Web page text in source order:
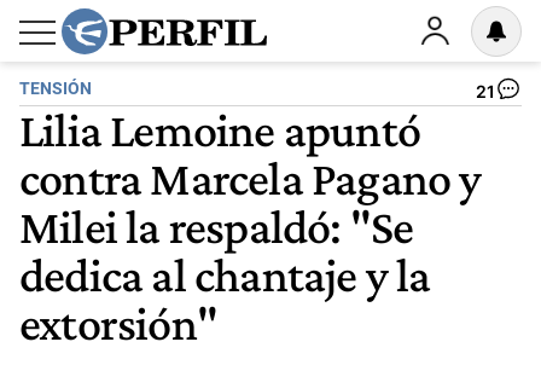
TENSIÓN 21
Lilia Lemoine apuntó
contra Marcela Pagano y
Milei la respaldó: "Se
dedica al chantaje y la
extorsión"